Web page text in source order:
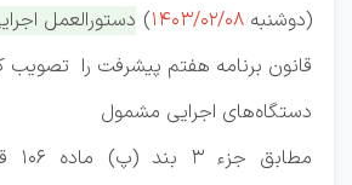
(دوشنبه1403/02/08
) دستورالعمل
قانون برنامه هفتم پیشرفت را تصویب
دستگاه‌های اجرایی مشمول